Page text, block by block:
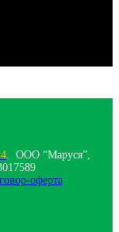
. ООО “Маруся”,
оферта